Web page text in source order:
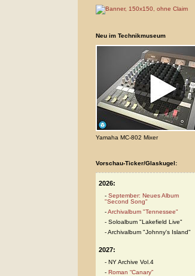
Neu im Technikmuseum
Yamaha MC-802 Mixer
Vorschau-Ticker/Glaskugel:
2026:
September: Neues Album
"Second Song"
Archivalbum "Tennessee"
Soloalbum "Lakefield Live"
Archivalbum "Johnny's Island"
2027:
NY Archive Vol.4
Roman “Canary”